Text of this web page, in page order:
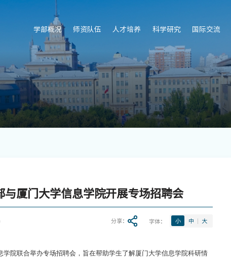
学部概况 师资队伍 人才培养 科学研究 国际交流
与厦门大学信息学院开展专场招聘会
分享： 字体： 小 中 大
院联合举办专场招聘会，旨在帮助学生了解厦门大学信息学院科研情